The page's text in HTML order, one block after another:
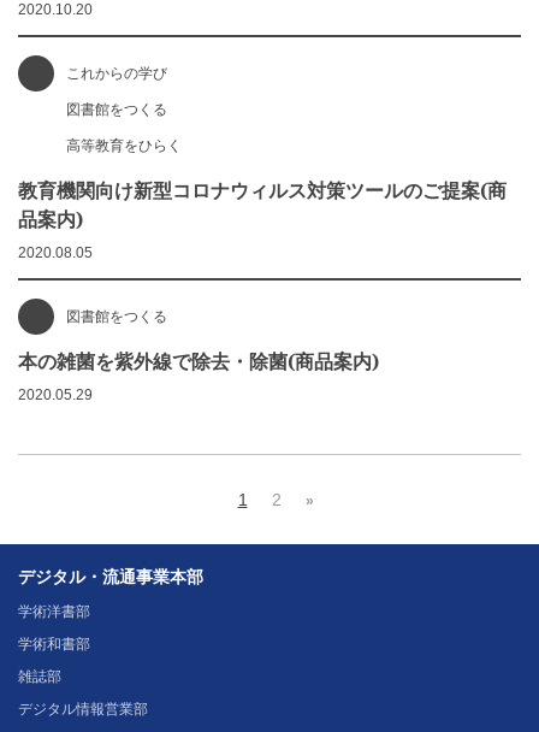
2020.10.20
これからの学び
図書館をつくる
高等教育をひらく
教育機関向け新型コロナウィルス対策ツールのご提案(商
品案内)
2020.08.05
図書館をつくる
本の雑菌を紫外線で除去・除菌(商品案内)
2020.05.29
1 2 »
デジタル・流通事業本部
学術洋書部
学術和書部
雑誌部
デジタル情報営業部